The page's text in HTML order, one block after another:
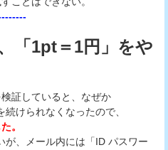
「1pt＝1円」をや
証していると、なぜか
続けられなくなったので、
。
が、メール内には「ID パスワー